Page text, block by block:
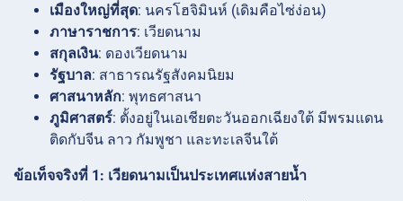
เมืองใหญ่ที่สุด: นครโฮจิมินห์ (เดิมคือไซ่ง่อน)
ภาษาราชการ: เวียดนาม
สกุลเงิน: ดองเวียดนาม
รัฐบาล: สาธารณรัฐสังคมนิยม
ศาสนาหลัก: พุทธศาสนา
ภูมิศาสตร์: ตั้งอยู่ในเอเชียตะวันออกเฉียงใต้ มีพรมแดน
ติดกับจีน ลาว กัมพูชา และทะเลจีนใต้
ข้อเท็จจริงที่ 1: เวียดนามเป็นประเทศแห่งสายน้ำ